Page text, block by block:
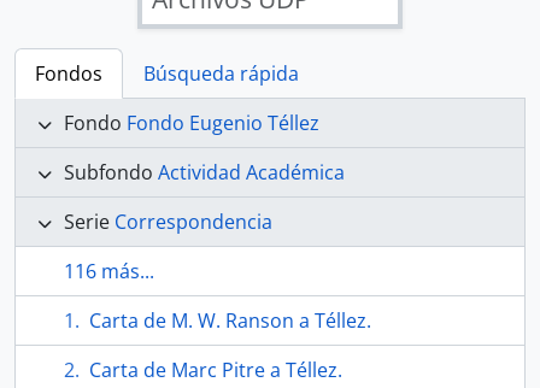
Fondos
Búsqueda rápida
Fondo Fondo Eugenio Téllez
Subfondo Actividad Académica
Serie Correspondencia
116 más...
Carta de M. W. Ranson a Téllez.
Carta de Marc Pitre a Téllez.